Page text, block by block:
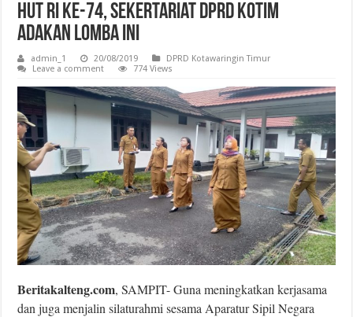
Hut RI Ke-74, Sekertariat DPRD Kotim
Adakan Lomba Ini
admin_1 20/08/2019
DPRD Kotawaringin Timur
Leave a comment
774 Views
Beritakalteng.com, SAMPIT- Guna meningkatkan kerjasama
dan juga menjalin silaturahmi sesama Aparatur Sipil Negara